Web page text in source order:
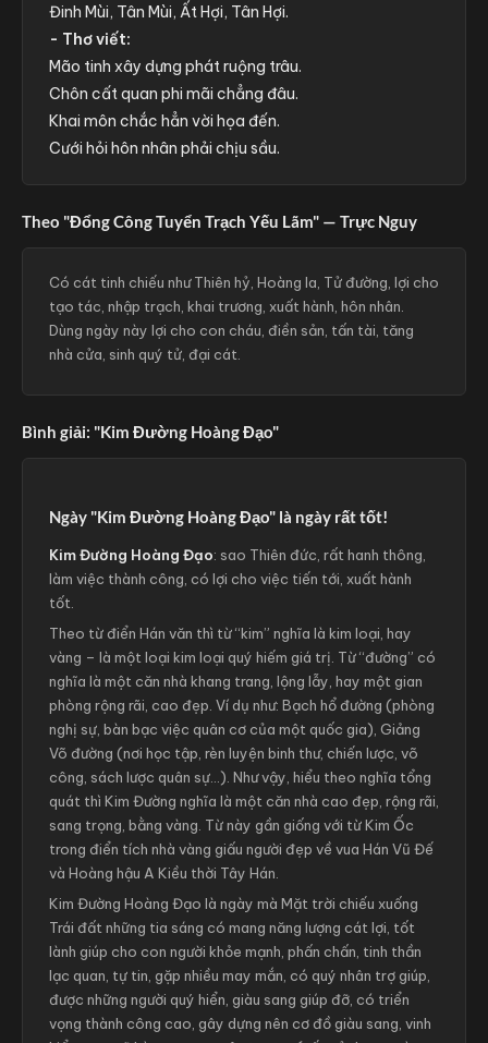
Đinh Mùi, Tân Mùi, Ất Hợi, Tân Hợi.
- Thơ viết:
Mão tinh xây dựng phát ruộng trâu.
Chôn cất quan phi mãi chẳng đâu.
Khai môn chắc hẳn vời họa đến.
Cưới hỏi hôn nhân phải chịu sầu.
Theo "Đổng Công Tuyển Trạch Yếu Lãm" — Trực Nguy
Có cát tinh chiếu như Thiên hỷ, Hoàng la, Tử đường, lợi cho
tạo tác, nhập trạch, khai trương, xuất hành, hôn nhân.
Dùng ngày này lợi cho con cháu, điền sản, tấn tài, tăng
nhà cửa, sinh quý tử, đại cát.
Bình giải: "Kim Đường Hoàng Đạo"
Ngày "Kim Đường Hoàng Đạo" là ngày rất tốt!
Kim Đường Hoàng Đạo: sao Thiên đức, rất hanh thông,
làm việc thành công, có lợi cho việc tiến tới, xuất hành
tốt.
Theo từ điển Hán văn thì từ “kim” nghĩa là kim loại, hay
vàng – là một loại kim loại quý hiếm giá trị. Từ “đường” có
nghĩa là một căn nhà khang trang, lộng lẫy, hay một gian
phòng rộng rãi, cao đẹp. Ví dụ như: Bạch hổ đường (phòng
nghị sự, bàn bạc việc quân cơ của một quốc gia), Giảng
Võ đường (nơi học tập, rèn luyện binh thư, chiến lược, võ
công, sách lược quân sự...). Như vậy, hiểu theo nghĩa tổng
quát thì Kim Đường nghĩa là một căn nhà cao đẹp, rộng rãi,
sang trọng, bằng vàng. Từ này gần giống với từ Kim Ốc
trong điển tích nhà vàng giấu người đẹp về vua Hán Vũ Đế
và Hoàng hậu A Kiều thời Tây Hán.
Kim Đường Hoàng Đạo là ngày mà Mặt trời chiếu xuống
Trái đất những tia sáng có mang năng lượng cát lợi, tốt
lành giúp cho con người khỏe mạnh, phấn chấn, tinh thần
lạc quan, tự tin, gặp nhiều may mắn, có quý nhân trợ giúp,
được những người quý hiển, giàu sang giúp đỡ, có triển
vọng thành công cao, gây dựng nên cơ đồ giàu sang, vinh